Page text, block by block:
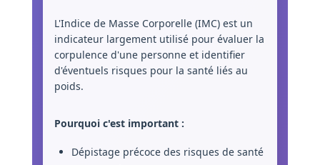
L'Indice de Masse Corporelle (IMC) est un
indicateur largement utilisé pour évaluer la
corpulence d'une personne et identifier
d'éventuels risques pour la santé liés au
poids.
Pourquoi c'est important :
Dépistage précoce des risques de santé